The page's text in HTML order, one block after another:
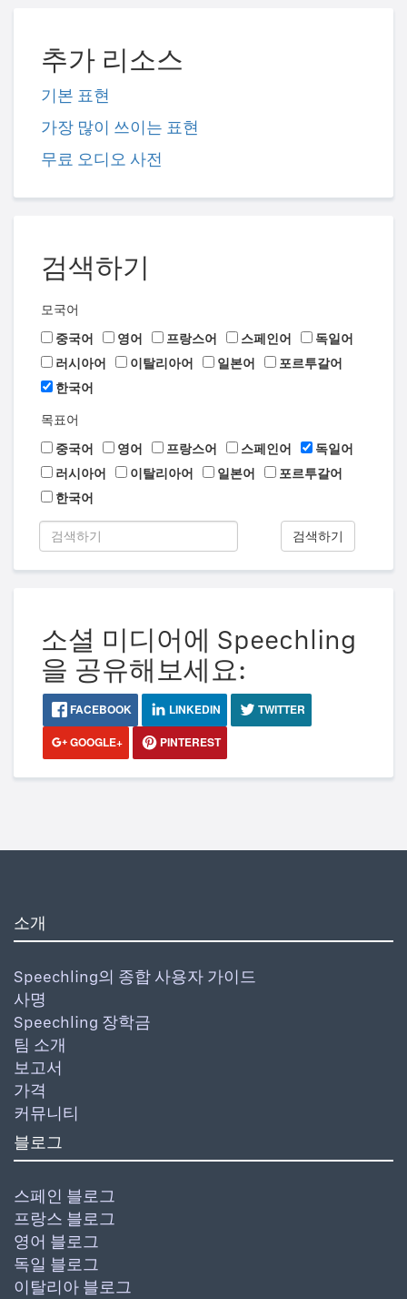
추가 리소스
기본 표현
가장 많이 쓰이는 표현
무료 오디오 사전
검색하기
모국어
중국어
영어 프랑스어 스페인어
독일어
러시아어
이탈리아어 일본어
포르투갈어
한국어
목표어
중국어
영어 프랑스어 스페인어
독일어
러시아어
이탈리아어 일본어
포르투갈어
한국어
검색하기
소셜 미디어에 Speechling
을 공유해보세요:
FACEBOOK LINKEDIN
TWITTER
GOOGLE+
PINTEREST
소개
Speechling의 종합 사용자 가이드
사명
Speechling 장학금
팀 소개
보고서
가격
커뮤니티
블로그
스페인 블로그
프랑스 블로그
영어 블로그
독일 블로그
이탈리아 블로그